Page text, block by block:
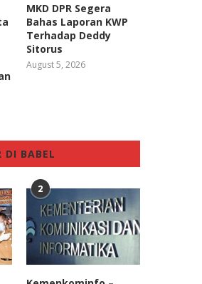
MKD DPR Segera
Bahas Laporan KWP
Terhadap Deddy
Sitorus
August 5, 2026
DI BABEL
2